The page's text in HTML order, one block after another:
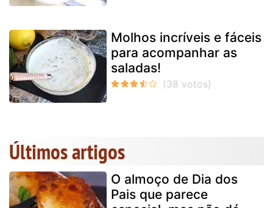
Molhos incríveis e fáceis
para acompanhar as
saladas!
Últimos artigos
O almoço de Dia dos
Pais que parece